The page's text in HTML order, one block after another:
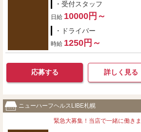
・受付スタッフ
日給 10000円～
・ドライバー
時給 1250円～
応募する 詳しく見る
ニューハーフヘルスLIBE札幌
緊急大募集！当店で一緒に働き